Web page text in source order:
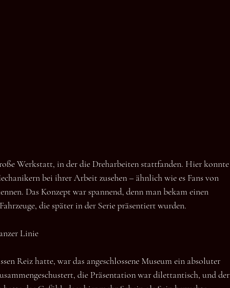
Werkstatt, in der die Dreharbeiten stattfanden. Hier konnte
bei ihrer Arbeit zusehen – ähnlich wie es Fans von
Das Konzept war spannend, denn man bekam einen
die später in der Serie präsentiert wurden.
Linie
Reiz hatte, war das angeschlossene Museum ein absoluter
die Präsentation war dilettantisch, und der